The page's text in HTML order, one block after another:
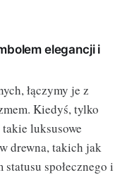
elegancji i
łączymy je z
Kiedyś, tylko
luksusowe
drewna, takich jak
społecznego i